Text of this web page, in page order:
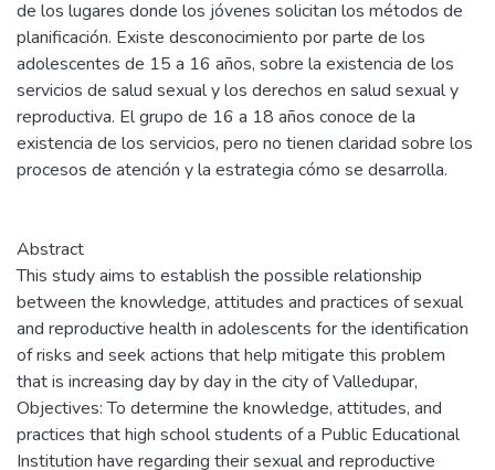
de los lugares donde los jóvenes solicitan los métodos de
planificación. Existe desconocimiento por parte de los
adolescentes de 15 a 16 años, sobre la existencia de los
servicios de salud sexual y los derechos en salud sexual y
reproductiva. El grupo de 16 a 18 años conoce de la
existencia de los servicios, pero no tienen claridad sobre los
procesos de atención y la estrategia cómo se desarrolla.
Abstract
This study aims to establish the possible relationship
between the knowledge, attitudes and practices of sexual
and reproductive health in adolescents for the identification
of risks and seek actions that help mitigate this problem
that is increasing day by day in the city of Valledupar,
Objectives: To determine the knowledge, attitudes, and
practices that high school students of a Public Educational
Institution have regarding their sexual and reproductive